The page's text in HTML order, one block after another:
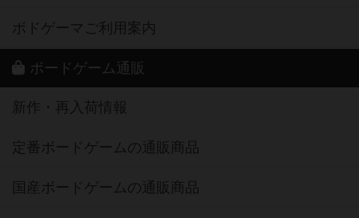
ボドゲーマご利用案内
ボードゲーム通販
新作・再入荷情報
定番ボードゲームの通販商品
国産ボードゲームの通販商品